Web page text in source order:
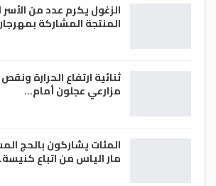
الزغول يكرم عدد من الأسر
المنتجة المشاركة
ثنائية ارتفاع الحرارة
مزارعي عجلون أمام…
المئات يشاركون بالحج
مار الياس من اتباع